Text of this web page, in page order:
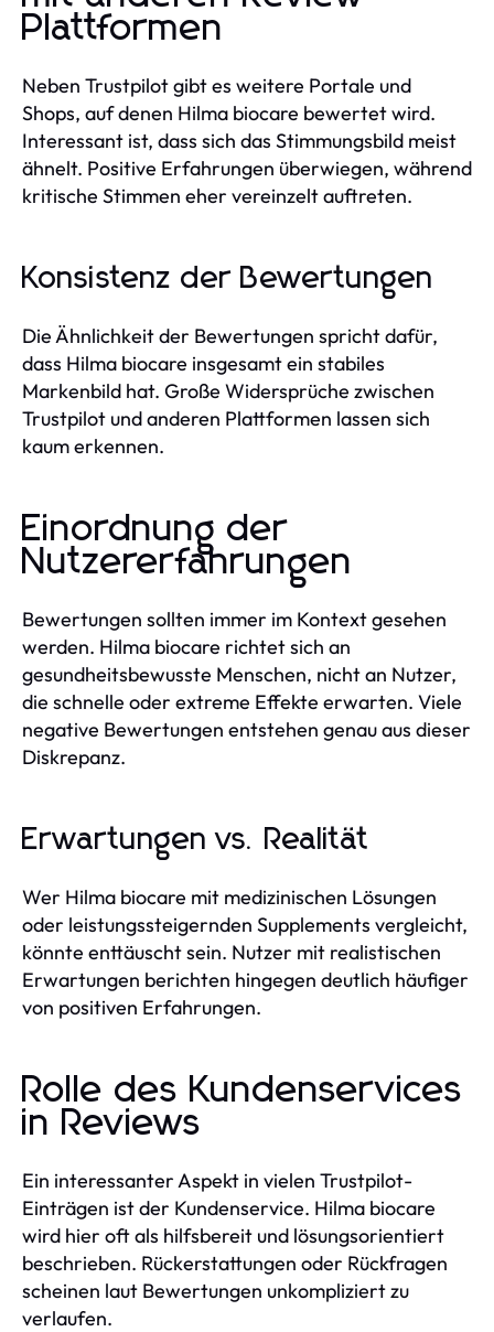
Plattformen
Neben Trustpilot gibt es weitere Portale und
Shops, auf denen Hilma biocare bewertet wird.
Interessant ist, dass sich das Stimmungsbild meist
ähnelt. Positive Erfahrungen überwiegen, während
kritische Stimmen eher vereinzelt auftreten.
Konsistenz der Bewertungen
Die Ähnlichkeit der Bewertungen spricht dafür,
dass Hilma biocare insgesamt ein stabiles
Markenbild hat. Große Widersprüche zwischen
Trustpilot und anderen Plattformen lassen sich
kaum erkennen.
Einordnung der
Nutzererfahrungen
Bewertungen sollten immer im Kontext gesehen
werden. Hilma biocare richtet sich an
gesundheitsbewusste Menschen, nicht an Nutzer,
die schnelle oder extreme Effekte erwarten. Viele
negative Bewertungen entstehen genau aus dieser
Diskrepanz.
Erwartungen vs. Realität
Wer Hilma biocare mit medizinischen Lösungen
oder leistungssteigernden Supplements vergleicht,
könnte enttäuscht sein. Nutzer mit realistischen
Erwartungen berichten hingegen deutlich häufiger
von positiven Erfahrungen.
Rolle des Kundenservices
in Reviews
Ein interessanter Aspekt in vielen Trustpilot-
Einträgen ist der Kundenservice. Hilma biocare
wird hier oft als hilfsbereit und lösungsorientiert
beschrieben. Rückerstattungen oder Rückfragen
scheinen laut Bewertungen unkompliziert zu
verlaufen.